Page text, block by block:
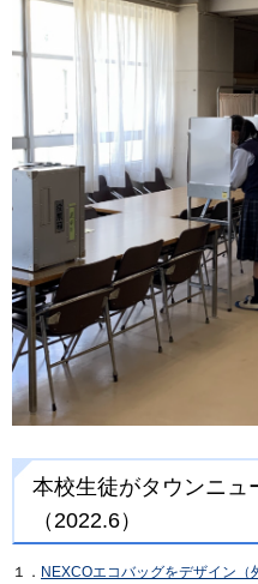
本校生徒がタウンニュ
（2022.6）
１． NEXCOエコバッグをデザイン（